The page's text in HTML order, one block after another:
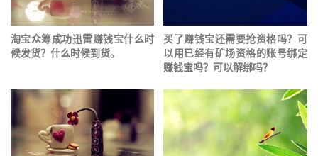
淘宝众筹成功迅雷赚钱宝什么时
候发货？什么时候到货。
买了赚钱宝还需要抢资格吗？可
以用已经有矿场资格的账号绑定
赚钱宝吗？可以解绑吗？